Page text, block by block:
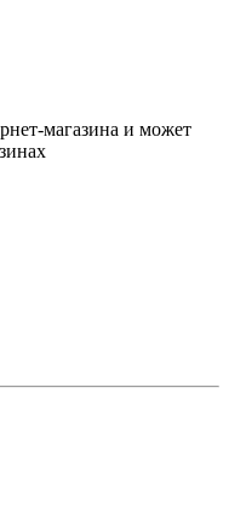
магазина и может